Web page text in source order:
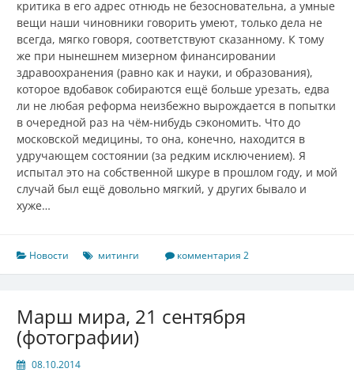
критика в его адрес отнюдь не безосновательна, а умные
вещи наши чиновники говорить умеют, только дела не
всегда, мягко говоря, соответствуют сказанному. К тому
же при нынешнем мизерном финансировании
здравоохранения (равно как и науки, и образования),
которое вдобавок собираются ещё больше урезать, едва
ли не любая реформа неизбежно вырождается в попытки
в очередной раз на чём-нибудь сэкономить. Что до
московской медицины, то она, конечно, находится в
удручающем состоянии (за редким исключением). Я
испытал это на собственной шкуре в прошлом году, и мой
случай был ещё довольно мягкий, у других бывало и
хуже…
Новости митинги комментария 2
Марш мира, 21 сентября
(фотографии)
08.10.2014